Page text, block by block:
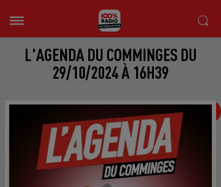
L'AGENDA DU COMMINGES DU
29/10/2024 À 16H39